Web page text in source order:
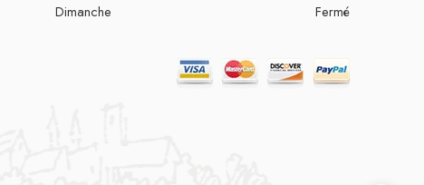
Dimanche
Fermé